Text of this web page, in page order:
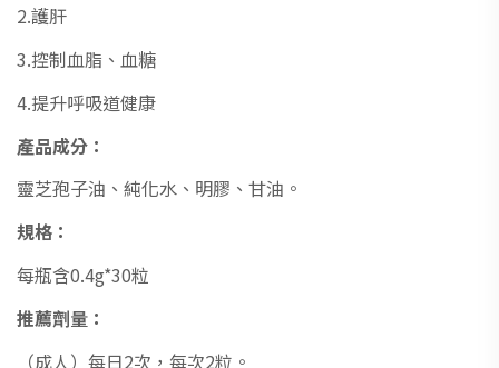
2.護肝
3.控制血脂、血糖
4.提升呼吸道健康
產品成分：
靈芝孢子油、純化水、明膠、甘油。
規格：
每瓶含0.4g*30粒
推薦劑量：
（成人）每日2次，每次2粒。